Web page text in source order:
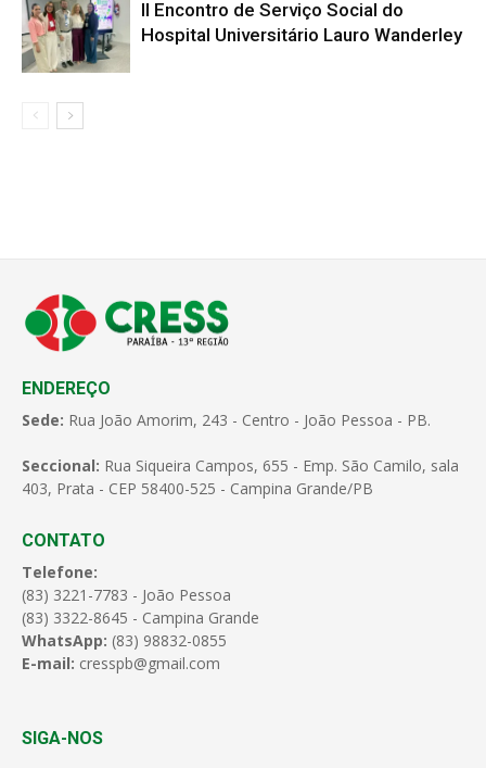
II Encontro de Serviço Social do
Hospital Universitário Lauro Wanderley
ENDEREÇO
Sede: Rua João Amorim, 243 - Centro - João Pessoa - PB.
Seccional: Rua Siqueira Campos, 655 - Emp. São Camilo, sala
403, Prata - CEP 58400-525 - Campina Grande/PB
CONTATO
Telefone:
(83) 3221-7783 - João Pessoa
(83) 3322-8645 - Campina Grande
WhatsApp: (83) 98832-0855
E-mail: cresspb@gmail.com
SIGA-NOS